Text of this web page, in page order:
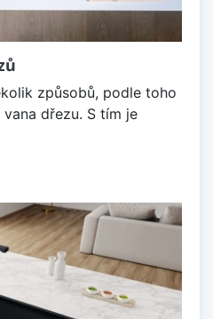
způsobů, podle toho
dřezu. S tím je